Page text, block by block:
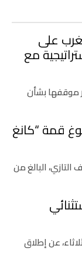
على
مع
موقفها بشأن
قمة “كانغ
البالغ من
عن إطلاق